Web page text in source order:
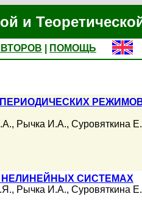
и
ПОМОЩЬ
, Рычка И.А., Суровяткина
СИСТЕМАХ
, Рычка И.А., Суровяткина